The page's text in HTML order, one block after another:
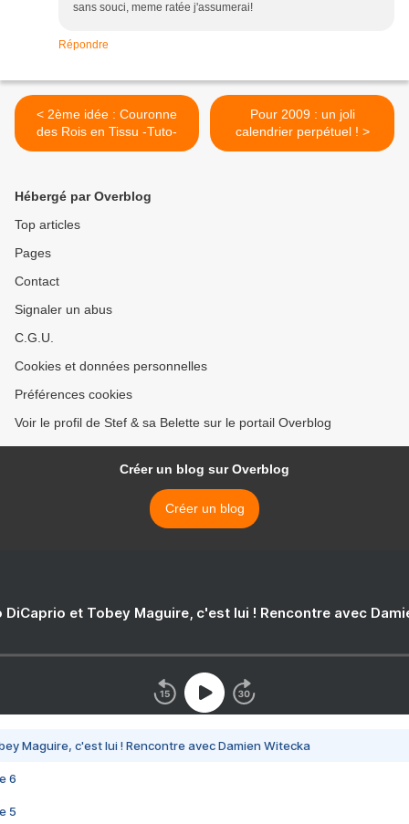
sans souci, meme ratée j'assumerai!
Répondre
< 2ème idée : Couronne
des Rois en Tissu -Tuto-
Pour 2009 : un joli
calendrier perpétuel ! >
Hébergé par Overblog
Top articles
Pages
Contact
Signaler un abus
C.G.U.
Cookies et données personnelles
Préférences cookies
Voir le profil de Stef & sa Belette sur le portail Overblog
Créer un blog sur Overblog
Créer un blog
DiCaprio et Tobey Maguire, c'est lui ! Rencontre avec
Maguire, c'est lui ! Rencontre avec Damien Witecka
6
5